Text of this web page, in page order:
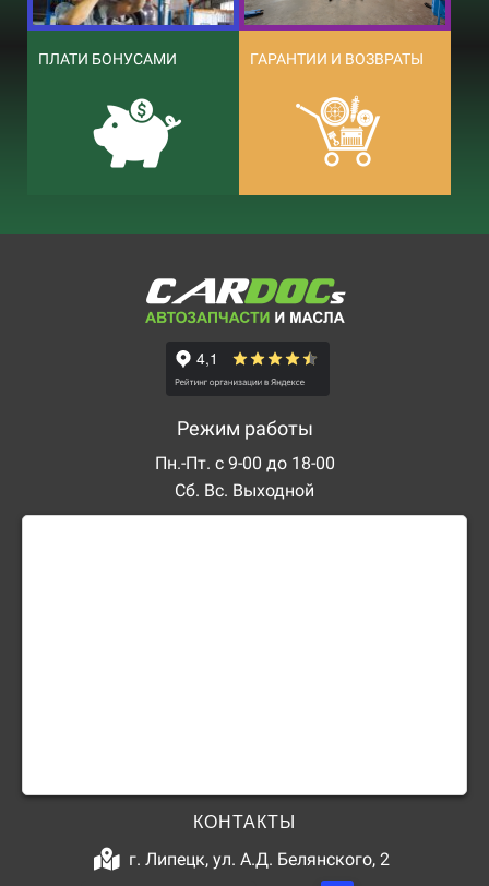
ПЛАТИ БОНУСАМИ ГАРАНТИИ И ВОЗВРАТЫ
Режим работы
Пн.-Пт. с 9-00 до 18-00
Сб. Вс. Выходной
КОНТАКТЫ
г. Липецк, ул. А.Д. Белянского, 2